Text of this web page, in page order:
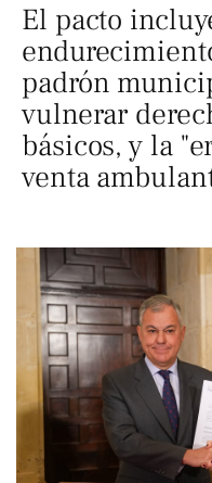
El pacto
padrón
vulnerar
básicos, y la
venta